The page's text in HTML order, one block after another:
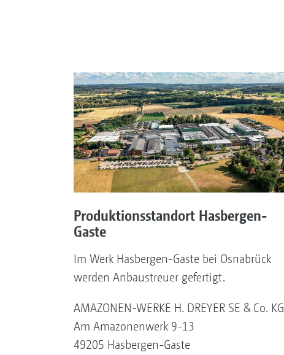
Produktionsstandort Hasbergen-
Gaste
Im Werk Hasbergen-Gaste bei Osnabrück
werden Anbaustreuer gefertigt.
AMAZONEN-WERKE H. DREYER SE & Co. KG
Am Amazonenwerk 9-13
49205 Hasbergen-Gaste